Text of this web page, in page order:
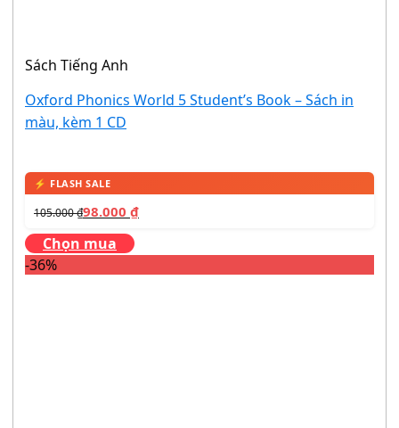
Sách Tiếng Anh
Oxford Phonics World 5 Student’s Book – Sách in
màu, kèm 1 CD
105.000₫98.000 ₫
Chọn mua
-36%